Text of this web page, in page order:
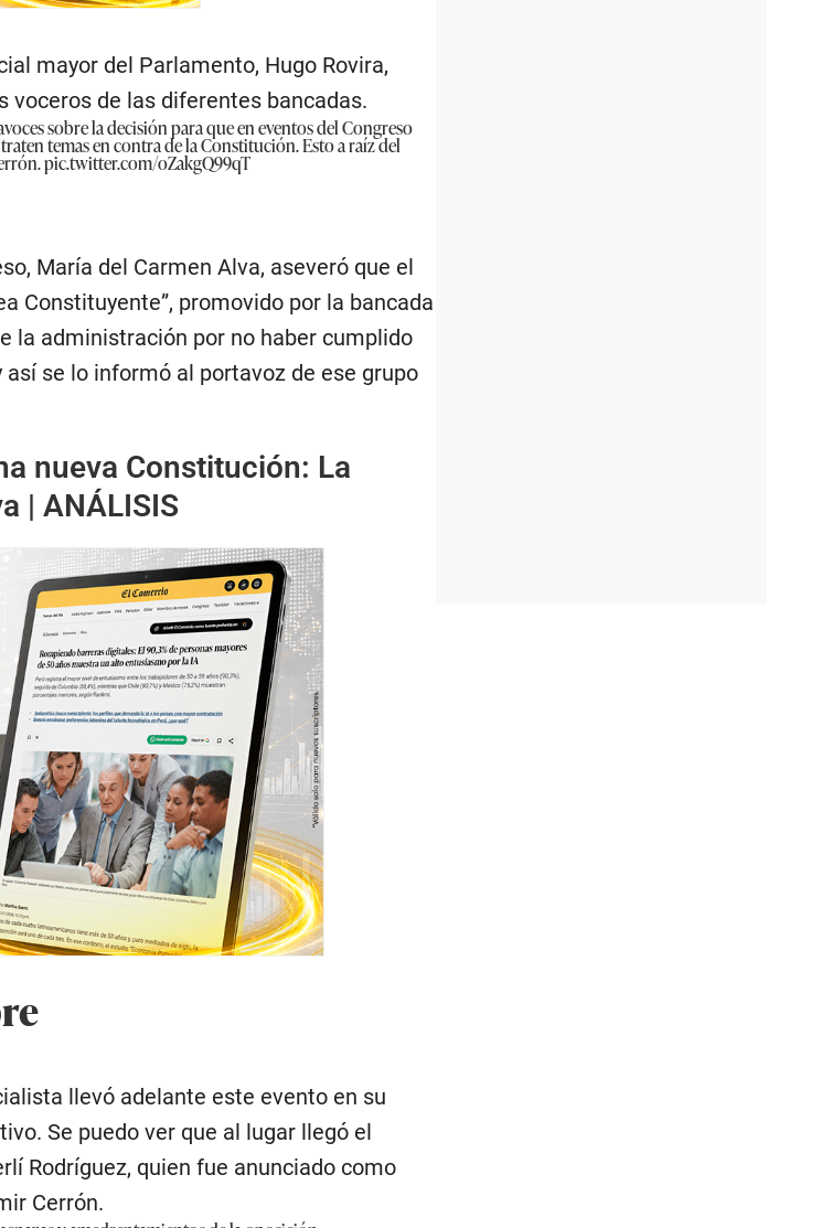
mayor del Parlamento, Hugo Rovira,
voceros de las diferentes bancadas.
sobre la decisión para que en eventos del Congreso
temas en contra de la Constitución. Esto a raíz del
pic.twitter.com/oZakgQ99qT
María del Carmen Alva, aseveró que el
Constituyente”, promovido por la bancada
la administración por no haber cumplido
se lo informó al portavoz de ese grupo
nueva Constitución: La
| ANÁLISIS
llevó adelante este evento en su
Se puedo ver que al lugar llegó el
Rodríguez, quien fue anunciado como
Cerrón.